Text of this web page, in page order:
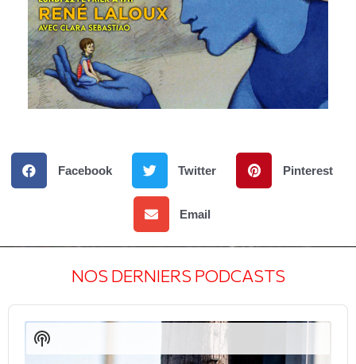
Facebook Twitter Pinterest
Email
NOS DERNIERS PODCASTS
Audio
Player
Show
Podcast